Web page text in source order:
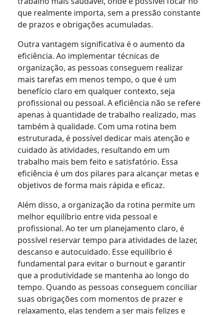
que realmente importa, sem a pressão constante
de prazos e obrigações acumuladas.
Outra vantagem significativa é o aumento da
eficiência. Ao implementar técnicas de
organização, as pessoas conseguem realizar
mais tarefas em menos tempo, o que é um
benefício claro em qualquer contexto, seja
profissional ou pessoal. A eficiência não se refere
apenas à quantidade de trabalho realizado, mas
também à qualidade. Com uma rotina bem
estruturada, é possível dedicar mais atenção e
cuidado às atividades, resultando em um
trabalho mais bem feito e satisfatório. Essa
eficiência é um dos pilares para alcançar metas e
objetivos de forma mais rápida e eficaz.
Além disso, a organização da rotina permite um
melhor equilíbrio entre vida pessoal e
profissional. Ao ter um planejamento claro, é
possível reservar tempo para atividades de lazer,
descanso e autocuidado. Esse equilíbrio é
fundamental para evitar o burnout e garantir
que a produtividade se mantenha ao longo do
tempo. Quando as pessoas conseguem conciliar
suas obrigações com momentos de prazer e
relaxamento, elas tendem a ser mais felizes e